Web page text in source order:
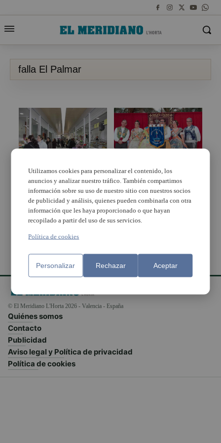
falla El Palmar
¿Quieres un puesto en
el mercado? Paterna lo
ofrece por 16 euros al
mes
La falla El Palmar de
Moncada hace doblete
y se impone en las dos
categorías
© El Meridiano L'Horta 2026 - Valencia - España
Quiénes somos
Contacto
Publicidad
Aviso legal y Política de privacidad
Política de cookies
Utilizamos cookies para personalizar el contenido, los
anuncios y analizar nuestro tráfico. También compartimos
información sobre su uso de nuestro sitio con nuestros socios
de publicidad y análisis, quienes pueden combinarla con otra
información que les haya proporcionado o que hayan
recopilado a partir del uso de sus servicios.
Política de cookies
Personalizar Rechazar Aceptar